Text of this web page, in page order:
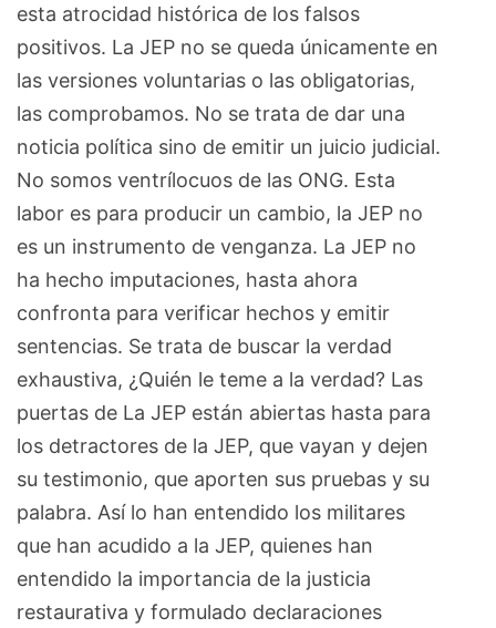
esta atrocidad histórica de los falsos
positivos. La JEP no se queda únicamente en
las versiones voluntarias o las obligatorias,
las comprobamos. No se trata de dar una
noticia política sino de emitir un juicio judicial.
No somos ventrílocuos de las ONG. Esta
labor es para producir un cambio, la JEP no
es un instrumento de venganza. La JEP no
ha hecho imputaciones, hasta ahora
confronta para verificar hechos y emitir
sentencias. Se trata de buscar la verdad
exhaustiva, ¿Quién le teme a la verdad? Las
puertas de La JEP están abiertas hasta para
los detractores de la JEP, que vayan y dejen
su testimonio, que aporten sus pruebas y su
palabra. Así lo han entendido los militares
que han acudido a la JEP, quienes han
entendido la importancia de la justicia
restaurativa y formulado declaraciones